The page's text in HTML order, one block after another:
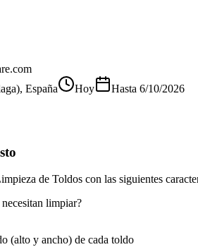
, España Hoy Hasta 6/10/2026
de Toldos con las siguientes
limpiar?
(alto y ancho) de cada toldo